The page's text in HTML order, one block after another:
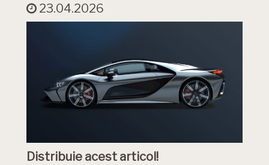
23.04.2026
Distribuie acest articol!